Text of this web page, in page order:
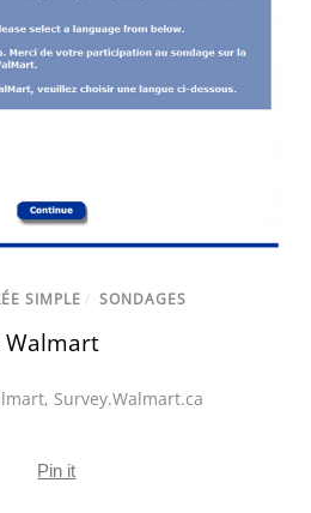
SIMPLE / SONDAGES
Walmart
, Survey.Walmart.ca
Pin it